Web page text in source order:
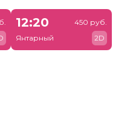
12:20
Янтарный
450 руб.
2D